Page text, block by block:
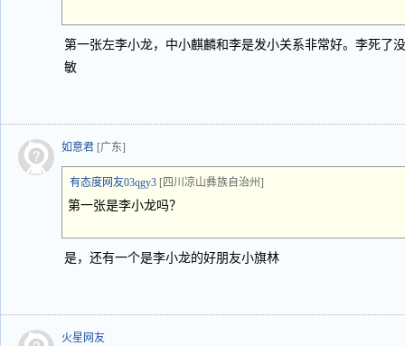
第一张左李小龙，中小麒麟和李是发小关系非常好。李死了
敏
如意君 [广东]
有态度网友03qgy3 [四川凉山彝族自治州]
第一张是李小龙吗？
是，还有一个是李小龙的好朋友小旗林
火星网友